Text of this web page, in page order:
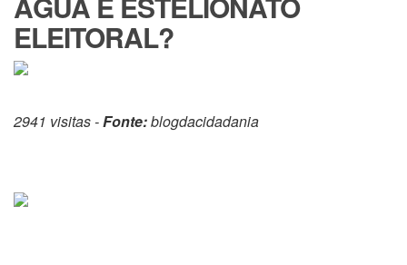
ELEITORAL?
2941 visitas -Fonte:blogdacidadania